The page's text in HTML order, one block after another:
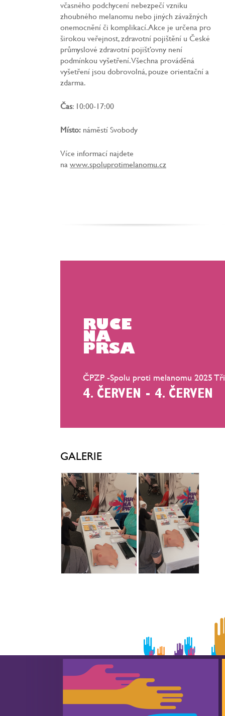
včasného podchycení nebezpečí vzniku
zhoubného melanomu nebo jiných závažných
onemocnění či komplikací. Akce je určena pro
širokou veřejnost, zdravotní pojištění u České
průmyslové zdravotní pojišťovny není
podmínkou vyšetření. Všechna prováděná
vyšetření jsou dobrovolná, pouze orientační a
zdarma.
Čas: 10:00-17:00
Místo: náměstí Svobody
Více informací najdete
na www.spoluprotimelanomu.cz
RUCE
NA
PRSA
ČPZP -Spolu proti melanomu 2025
4. ČERVEN - 4. ČERVEN
GALERIE